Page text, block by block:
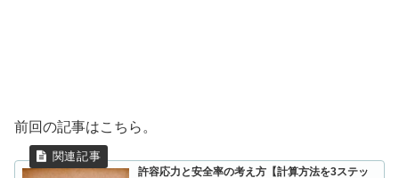
前回の記事はこちら。
許容応力と安全率の考え方【計算方法を3ステッ